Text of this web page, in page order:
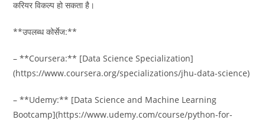
करियर विकल्प हो सकता है।
**उपलब्ध कोर्सेज:**
– **Coursera:** [Data Science Specialization]
(https://www.coursera.org/specializations/jhu-data-science)
– **Udemy:** [Data Science and Machine Learning
Bootcamp](https://www.udemy.com/course/python-for-